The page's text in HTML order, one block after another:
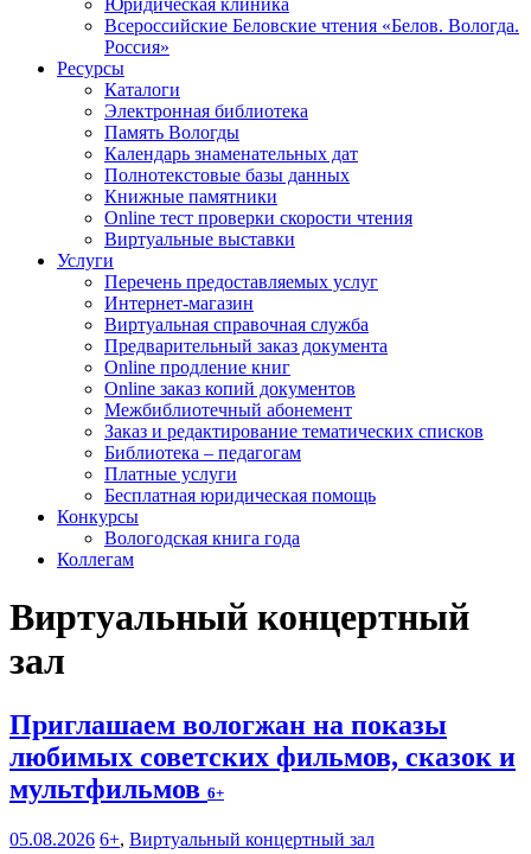
Юридическая клиника
Всероссийские Беловские чтения «Белов. Вологда.
Россия»
Ресурсы
Каталоги
Электронная библиотека
Память Вологды
Календарь знаменательных дат
Полнотекстовые базы данных
Книжные памятники
Online тест проверки скорости чтения
Виртуальные выставки
Услуги
Перечень предоставляемых услуг
Интернет-магазин
Виртуальная справочная служба
Предварительный заказ документа
Online продление книг
Online заказ копий документов
Межбиблиотечный абонемент
Заказ и редактирование тематических списков
Библиотека – педагогам
Платные услуги
Бесплатная юридическая помощь
Конкурсы
Вологодская книга года
Коллегам
Виртуальный концертный
зал
Приглашаем вологжан на показы
любимых советских фильмов, сказок и
мультфильмов 6+
05.08.2026 6+, Виртуальный концертный зал